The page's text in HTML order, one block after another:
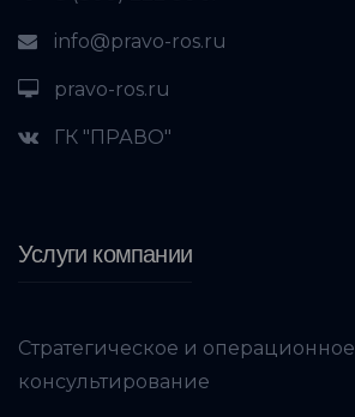
info@pravo-ros.ru
pravo-ros.ru
ГК "ПРАВО"
Услуги компании
Стратегическое и операционное
консультирование